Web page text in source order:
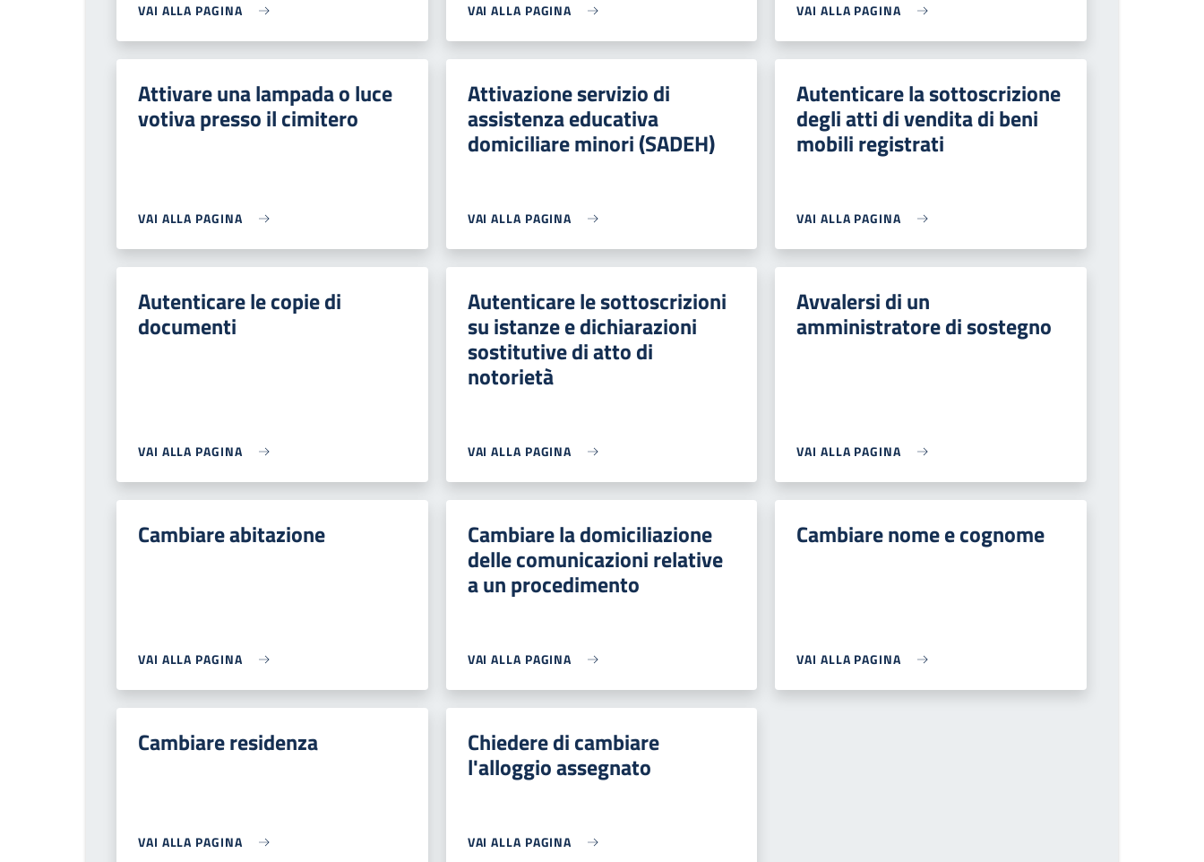
VAI ALLA PAGINA VAI ALLA PAGINA VAI ALLA PAGINA
Attivare una lampada o luce
votiva presso il cimitero
VAI ALLA PAGINA
Attivazione servizio di
assistenza educativa
domiciliare minori (SADEH)
VAI ALLA PAGINA
Autenticare la sottoscrizione
degli atti di vendita di beni
mobili registrati
VAI ALLA PAGINA
Autenticare le copie di
documenti
VAI ALLA PAGINA
Autenticare le sottoscrizioni
su istanze e dichiarazioni
sostitutive di atto di
notorietà
VAI ALLA PAGINA
Avvalersi di un
amministratore di sostegno
VAI ALLA PAGINA
Cambiare abitazione
VAI ALLA PAGINA
Cambiare la domiciliazione
delle comunicazioni relative
a un procedimento
VAI ALLA PAGINA
Cambiare nome e cognome
VAI ALLA PAGINA
Cambiare residenza
VAI ALLA PAGINA
Chiedere di cambiare
l'alloggio assegnato
VAI ALLA PAGINA